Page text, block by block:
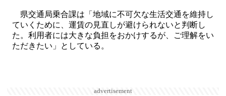
県交通局乗合課は「地域に不可欠な生活交通を維持し
ていくために、運賃の見直しが避けられないと判断し
た。利用者には大きな負担をおかけするが、ご理解をい
ただきたい」としている。
advertisement